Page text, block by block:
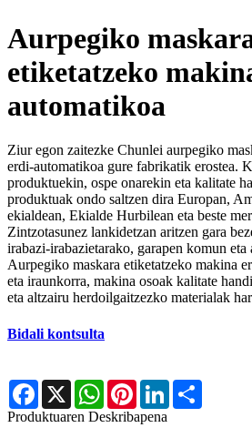
Aurpegiko
etiketatzeko
automatikoa
Ziur egon zaitezke Chunlei aurpegiko
erdi-automatikoa gure fabrikatik erostea.
produktuekin, ospe onarekin eta kalitate
produktuak ondo saltzen dira Europan,
ekialdean, Ekialde Hurbilean eta beste
Zintzotasunez lankidetzan aritzen gara
irabazi-irabazietarako, garapen komun eta
Aurpegiko maskara etiketatzeko makina
eta iraunkorra, makina osoak kalitate
eta altzairu herdoilgaitzezko materialak
Bidali kontsulta
Facebook
X WhatsAppPinterestLinkedIn
Produktuaren Deskribapena